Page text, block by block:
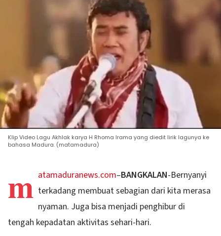
Klip Video Lagu Akhlak karya H Rhoma Irama yang diedit lirik lagunya ke
bahasa Madura. (matamadura)
m atamaduranews.com–BANGKALAN-Bernyanyi
terkadang membuat sebagian dari kita merasa
nyaman. Juga bisa menjadi penghibur di
tengah kepadatan aktivitas sehari-hari.